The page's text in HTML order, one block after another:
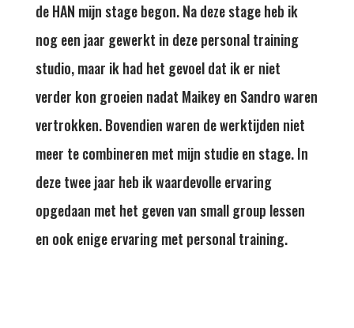
de HAN mijn stage begon. Na deze stage heb ik
nog een jaar gewerkt in deze personal training
studio, maar ik had het gevoel dat ik er niet
verder kon groeien nadat Maikey en Sandro waren
vertrokken. Bovendien waren de werktijden niet
meer te combineren met mijn studie en stage. In
deze twee jaar heb ik waardevolle ervaring
opgedaan met het geven van small group lessen
en ook enige ervaring met personal training.